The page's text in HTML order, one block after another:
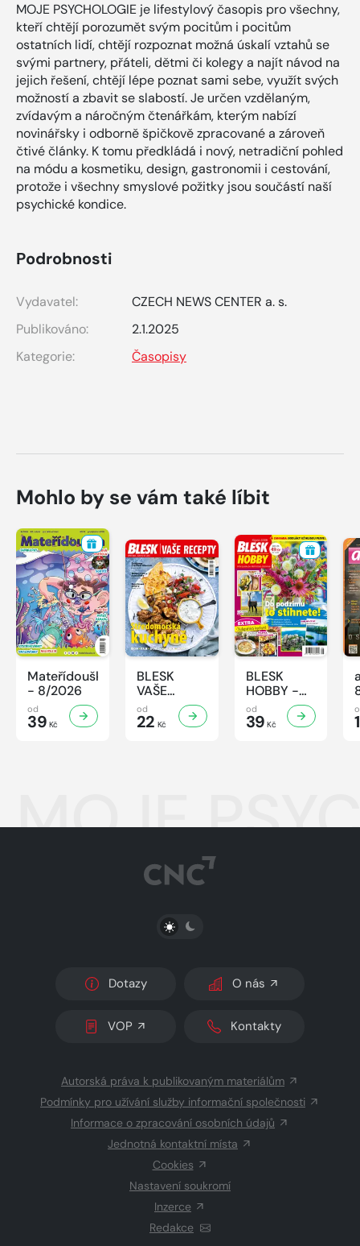
MOJE PSYCHOLOGIE je lifestylový časopis pro všechny,
kteří chtějí porozumět svým pocitům i pocitům
ostatních lidí, chtějí rozpoznat možná úskalí vztahů se
svými partnery, přáteli, dětmi či kolegy a najít návod na
jejich řešení, chtějí lépe poznat sami sebe, využít svých
možností a zbavit se slabostí. Je určen vzdělaným,
zvídavým a náročným čtenářkám, kterým nabízí
novinářsky i odborně špičkově zpracované a zároveň
čtivé články. K tomu předkládá i nový, netradiční pohled
na módu a kosmetiku, design, gastronomii i cestování,
protože i všechny smyslové požitky jsou součástí naší
psychické kondice.
Podrobnosti
Vydavatel:
CZECH NEWS CENTER a. s.
Publikováno:
2.1.2025
Kategorie:
Časopisy
Mohlo by se vám také líbit
Mateřídouška
- 8/2026
od
39 Kč
BLESK
VAŠE
RECEPTY -
8/2026
od
22 Kč
BLESK
HOBBY -
8/2026
od
39 Kč
MOJE
PŘEPNOUT SVĚTLÝ/TMAVÝ REŽIM
Dotazy O nás
VOP Kontakty
Autorská práva k publikovaným materiálům
Podmínky pro užívání služby informační společnosti
Informace o zpracování osobních údajů
Jednotná kontaktní místa
Cookies
Nastavení soukromí
Inzerce
Redakce